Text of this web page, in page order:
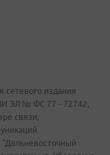
сетевого издания
ЭЛ № ФС 77 - 72742,
связи,